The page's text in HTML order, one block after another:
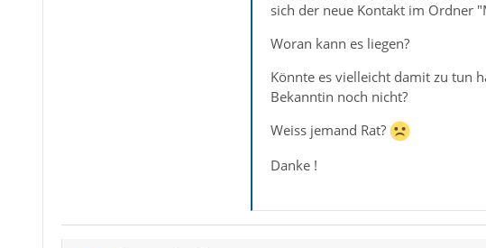
sich der neue Kontakt im Ordner
Woran kann es liegen?
Könnte es vielleicht damit zu tun
Bekanntin noch nicht?
Weiss jemand Rat?
Danke !